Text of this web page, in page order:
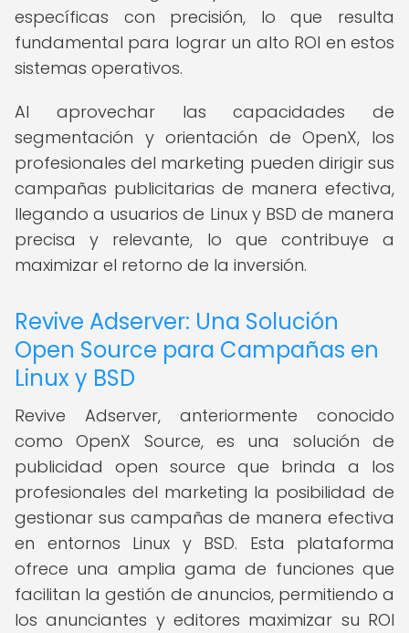
específicas con precisión, lo que resulta
fundamental para lograr un alto ROI en estos
sistemas operativos.
Al aprovechar las capacidades de
segmentación y orientación de OpenX, los
profesionales del marketing pueden dirigir sus
campañas publicitarias de manera efectiva,
llegando a usuarios de Linux y BSD de manera
precisa y relevante, lo que contribuye a
maximizar el retorno de la inversión.
Revive Adserver: Una Solución
Open Source para Campañas en
Linux y BSD
Revive Adserver, anteriormente conocido
como OpenX Source, es una solución de
publicidad open source que brinda a los
profesionales del marketing la posibilidad de
gestionar sus campañas de manera efectiva
en entornos Linux y BSD. Esta plataforma
ofrece una amplia gama de funciones que
facilitan la gestión de anuncios, permitiendo a
los anunciantes y editores maximizar su ROI